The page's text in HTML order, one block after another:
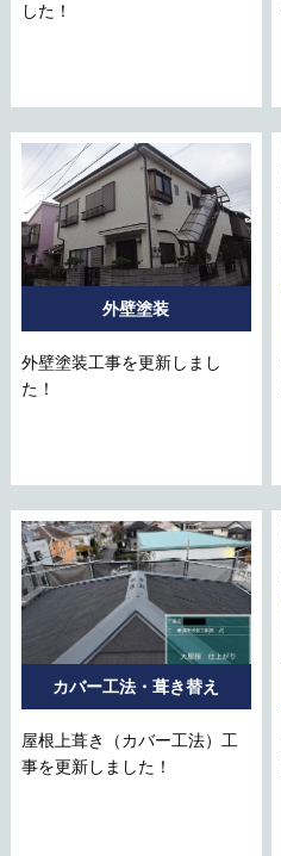
した！
外壁塗装
外壁塗装工事を更新しまし
た！
カバー工法・葺き替え
屋根上葺き（カバー工法）工
事を更新しました！